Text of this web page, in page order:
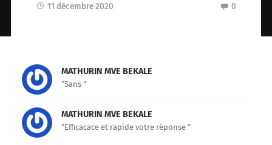
11 décembre 2020 0
MATHURIN MVE BEKALE
“Sans ”
MATHURIN MVE BEKALE
“Efficacace et rapide votre réponse ”